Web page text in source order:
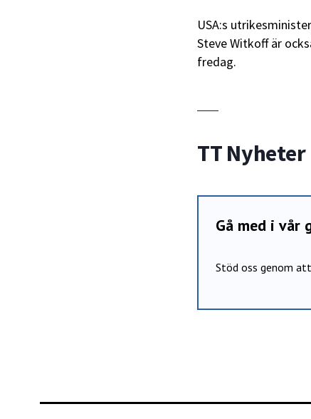
USA:s
Steve Witkoff är
fredag.
TT Nyheter
Gå med i vår
Stöd oss genom